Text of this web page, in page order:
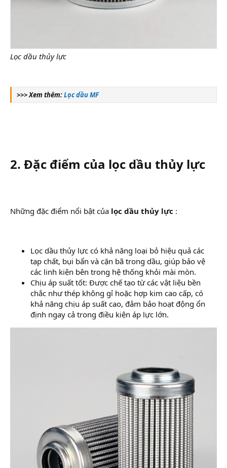
Lọc dầu thủy lực
>>> Xem thêm:Lọc dầu MF
2. Đặc điểm của lọc dầu thủy lực
Những đặc điểm nổi bật của lọc dầu thủy lực :
Lọc dầu thủy lực có khả năng loại bỏ hiệu quả các
tạp chất, bụi bẩn và cặn bã trong dầu, giúp bảo vệ
các linh kiện bên trong hệ thống khỏi mài mòn.
Chịu áp suất tốt: Được chế tạo từ các vật liệu bền
chắc như thép không gỉ hoặc hợp kim cao cấp, có
khả năng chịu áp suất cao, đảm bảo hoạt động ổn
định ngay cả trong điều kiện áp lực lớn.